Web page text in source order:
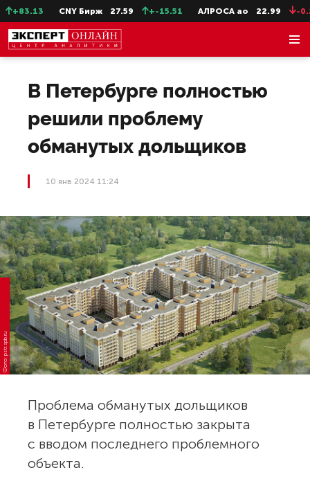
CNY Бирж 27.59 +-15.51 АЛРОСА ао 22.99 -0.25
В Петербурге полностью
решили проблему
обманутых дольщиков
10 янв 2024 11:24
Фото: pstr.spb.ru
Проблема обманутых дольщиков
в Петербурге полностью закрыта
с вводом последнего проблемного
объекта.